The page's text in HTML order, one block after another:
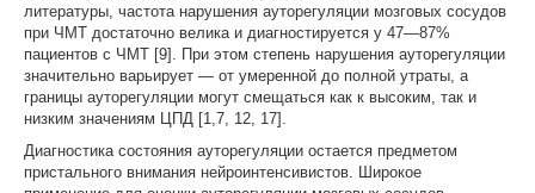
литературы, частота нарушения ауторегуляции мозговых сосудов
при ЧМТ достаточно велика и диагностируется у 47—87%
пациентов с ЧМТ [9]. При этом степень нарушения ауторегуляции
значительно варьирует — от умеренной до полной утраты, а
границы ауторегуляции могут смещаться как к высоким, так и
низким значениям ЦПД [1,7, 12, 17].
Диагностика состояния ауторегуляции остается предметом
пристального внимания нейроинтенсивистов. Широкое